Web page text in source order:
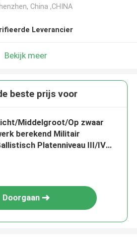
China ,CHINA
Leverancier
Bekijk meer
beste prijs voor
Middelgroot/Op zwaar
berekend Militair
Platenniveau III/IV
Doorgaan